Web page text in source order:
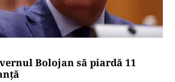
Bolojan să piardă 11